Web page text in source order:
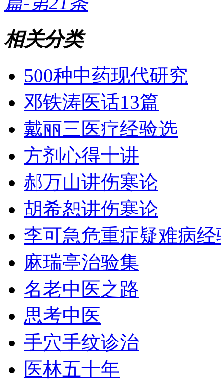
相关分类
500种中药现代研究
邓铁涛医话13篇
戴丽三医疗经验选
方剂心得十讲
郝万山讲伤寒论
胡希恕讲伤寒论
李可急危重症疑难病经
麻瑞亭治验集
名老中医之路
思考中医
手穴手纹诊治
医林五十年